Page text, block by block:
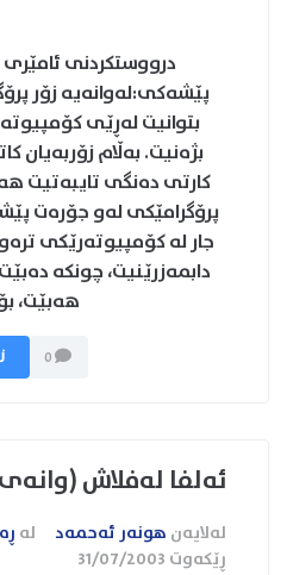
درووستكردنی
پێشه‌كی:له‌وانه‌یه‌ زۆر
بتوانیت له‌ڕێی
بژه‌نیت. به‌ڵام زۆربه‌یان
كارتی ده‌نگی تایبه‌تیت
پرۆگرامێكی له‌و جۆره‌ت
جار له‌ كۆمپیوته‌رێكی
دابمه‌زرێنیت، چونكه‌
هه‌بێت،
ئه‌لفا له‌فلاش (وانه‌ی 7 فلاش)
لەلایەن هونەر ئەحمەد لە
ڕێکەوت 31/07/2003